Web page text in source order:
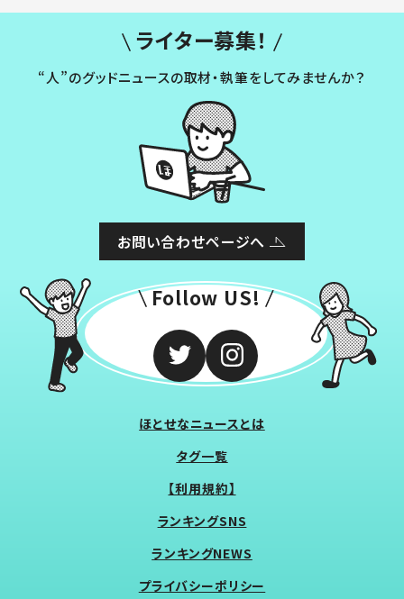
ライター募集！
“人”のグッドニュースの取材・執筆をしてみませんか？
お問い合わせページへ
Follow US!
ほとせなニュースとは
タグ一覧
【利用規約】
ランキングSNS
ランキングNEWS
プライバシーポリシー